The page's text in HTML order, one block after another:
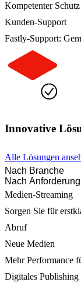
Kompetenter
Kunden-Support
Fastly-Support:
Innovative
Alle Lösungen
Nach Branche
Nach
Medien-Streaming
Sorgen Sie für
Abruf
Neue Medien
Mehr Performance
Digitales Publishing